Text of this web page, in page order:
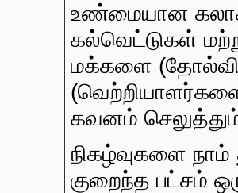
உண்மையான
கல்வெட்டுகள்
மக்களை
கவனம்
நிகழ்வுகளை நாம்
குறைந்த பட்சம்